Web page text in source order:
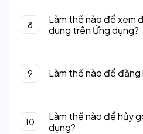
8
Làm thế nào để xem
dung trên Ứng dụng?
9 Làm thế nào để
10
Làm thế nào để hủy
dụng?